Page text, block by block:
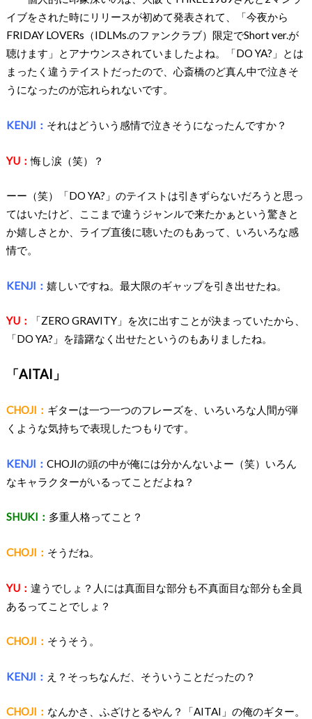
イブをされた時にリリースが初めて発表されて、「今夜から
FRIDAY LOVERs（IDLMs.のファンクラブ）限定でShort ver.が
聴けます」とアナウンスされていましたよね。「DO YA?」とは
まったく違うテイストだったので、心斎橋のど真ん中で泣きそ
うになったのが忘れられないです。
KENJI： それはどういう感情で泣きそうになったんですか？
YU：悔し涙（笑）？
ーー（笑）「DO YA?」のテイストは引きずらないだろうと思っ
てはいたけど、ここまで違うジャンルで来たかぁという驚きと
か嬉しさとか、ライブ直後に聴いたのもあって、いろいろな感
情で。
KENJI： 嬉しいですね。最大限のギャップを引き出せたね。
YU：
「ZERO GRAVITY」を次に出すことが決まっていたから、
「DO YA?」を躊躇なく出せたというのもありましたね。
「AITAI」
CHOJI： ギターは一つ一つのフレーズを、いろいろな人間が弾
くような気持ちで表現したつもりです。
KENJI： CHOJIの頭の中が俺には分かんないよー（笑）いろん
なキャラクターがいるってことだよね？
SHUKI： 多重人格ってこと？
CHOJI： そうだね。
YU： 違うでしょ？人には真面目な部分も不真面目な部分も全員
あるってことでしょ？
CHOJI： そうそう。
KENJI： え？そっちなんだ、そういうことだったの？
CHOJI： なんかさ、ふざけとるやん？「AITAI」の俺のギター。